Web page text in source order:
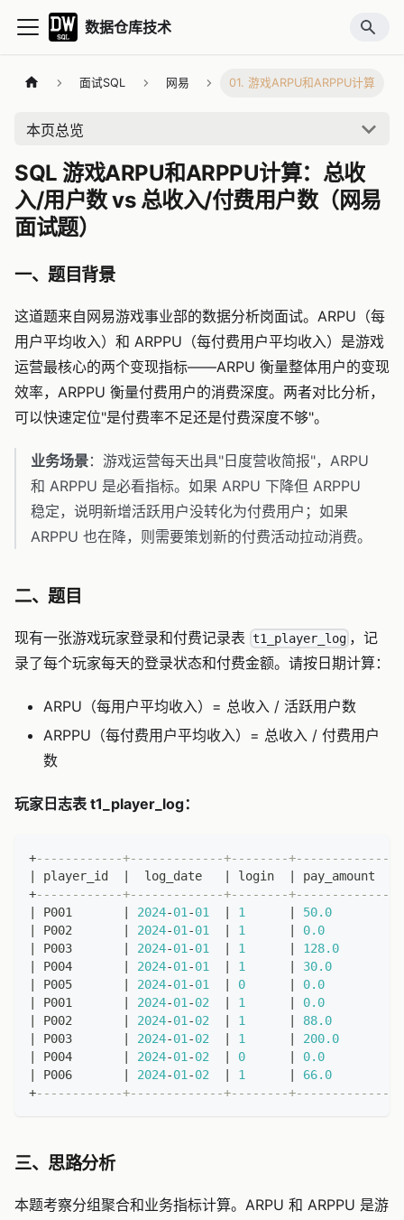
数据仓库技术
面试SQL 网易 01. 游戏ARPU和ARPPU计算
本页总览
SQL 游戏ARPU和ARPPU计算：总收
入/用户数 vs 总收入/付费用户数（网易
面试题）
一、题目背景
这道题来自网易游戏事业部的数据分析岗面试。ARPU（每
用户平均收入）和 ARPPU（每付费用户平均收入）是游戏
运营最核心的两个变现指标——ARPU 衡量整体用户的变现
效率，ARPPU 衡量付费用户的消费深度。两者对比分析，
可以快速定位"是付费率不足还是付费深度不够"。
业务场景：游戏运营每天出具"日度营收简报"，ARPU
和 ARPPU 是必看指标。如果 ARPU 下降但 ARPPU
稳定，说明新增活跃用户没转化为付费用户；如果
ARPPU 也在降，则需要策划新的付费活动拉动消费。
二、题目
现有一张游戏玩家登录和付费记录表 t1_player_log ，记
录了每个玩家每天的登录状态和付费金额。请按日期计算：
ARPU（每用户平均收入）= 总收入 / 活跃用户数
ARPPU（每付费用户平均收入）= 总收入 / 付费用户
数
玩家日志表 t1_player_log：
+------------+-------------+--------+-------------+
player_id
  log_date
login pay_amount
+------------+-------------+--------+-------------+
P001 2024-01 -01 1 50.0
P002 2024-01 -01 1 0.0
P003 2024-01 -01 1 128.0
P004 2024-01 -01 1 30.0
P005 2024-01 -01 0 0.0
P001 2024-01 -02 1 0.0
P002 2024-01 -02 1 88.0
P003 2024-01 -02 1 200.0
P004 2024-01 -02 0 0.0
P006 2024-01 -02 1 66.0
+------------+-------------+--------+-------------+
三、思路分析
本题考察分组聚合和业务指标计算。ARPU 和 ARPPU 是游